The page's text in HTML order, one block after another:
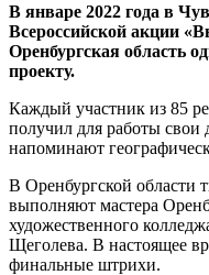
В январе 2022 года в
Всероссийской акции
Оренбургская область
проекту.
Каждый участник из 85
получил для работы свои
напоминают
В Оренбургской области
выполняют мастера
художественного
Щеголева. В настоящее
финальные штрихи.